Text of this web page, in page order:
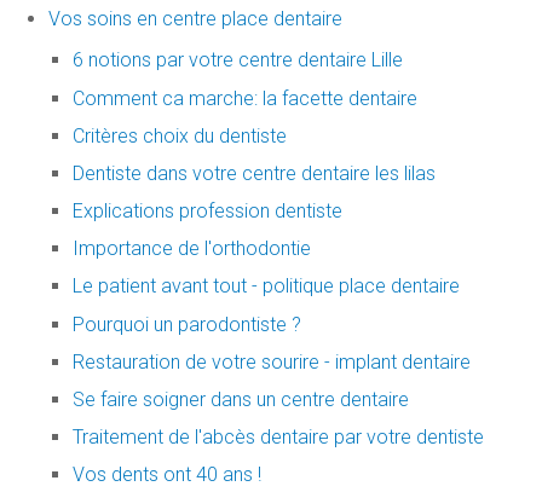
Vos soins en centre place dentaire
6 notions par votre centre dentaire Lille
Comment ca marche: la facette dentaire
Critères choix du dentiste
Dentiste dans votre centre dentaire les lilas
Explications profession dentiste
Importance de l'orthodontie
Le patient avant tout - politique place dentaire
Pourquoi un parodontiste ?
Restauration de votre sourire - implant dentaire
Se faire soigner dans un centre dentaire
Traitement de l'abcès dentaire par votre dentiste
Vos dents ont 40 ans !